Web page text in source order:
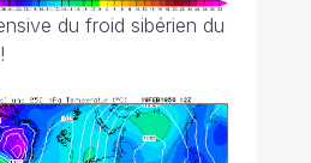
du froid sibérien du
!